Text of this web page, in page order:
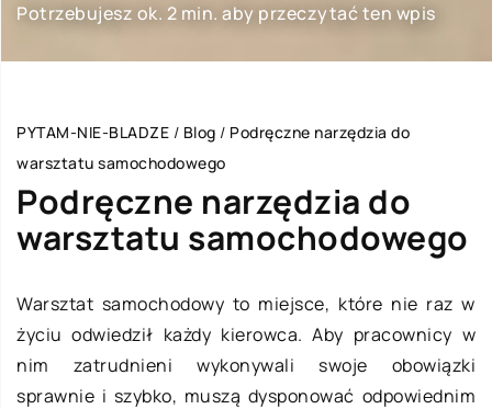
Potrzebujesz ok. 2 min. aby przeczytać ten wpis
PYTAM-NIE-BLADZE / Blog / Podręczne narzędzia do
warsztatu samochodowego
Podręczne narzędzia do
warsztatu samochodowego
Warsztat samochodowy to miejsce, które nie raz w
życiu odwiedził każdy kierowca. Aby pracownicy w
nim zatrudnieni wykonywali swoje obowiązki
sprawnie i szybko, muszą dysponować odpowiednim